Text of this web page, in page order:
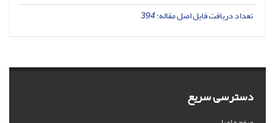
تعداد دریافت فایل اصل مقاله:394
دسترسی سریع